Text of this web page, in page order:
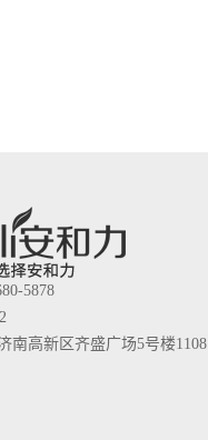
5878
南高新区齐盛广场5号楼1108